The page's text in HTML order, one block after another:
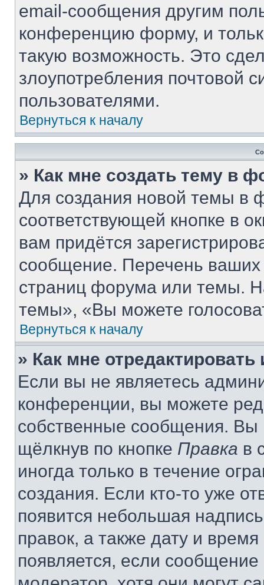
email-сообщения другим
конференцию форму, и
такую возможность. Это
злоупотребления почтовой
пользователями.
Вернуться к началу
» Как мне создать тему в
Для создания новой темы в
соответствующей кнопке в
вам придётся
сообщение. Перечень ваших
страниц форума или темы.
темы», «Вы можете
Вернуться к началу
» Как мне
Если вы не являетесь
конференции, вы можете
собственные сообщения. Вы
щёлкнув по кнопке Правка в
иногда только в течение
создания. Если кто-то уже
появится небольшая
правок, а также дату и
появляется, если